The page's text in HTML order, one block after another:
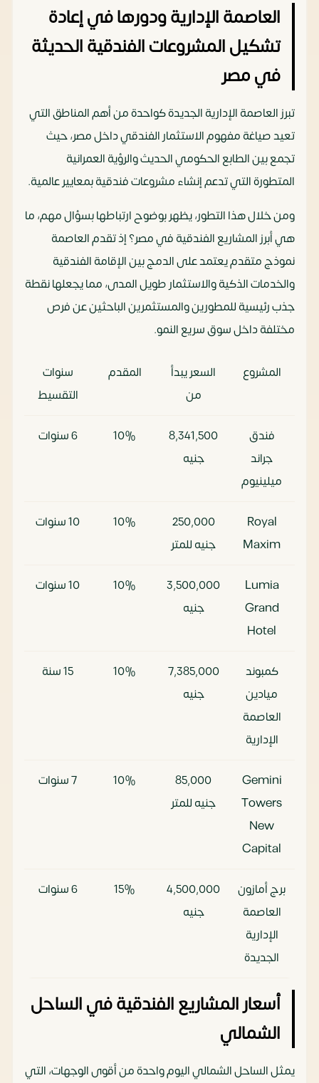
وتقسيط
سنوات
أستر
التجمع
الخامس
للتطوير العقاري
جنيه للمتر
10%
وتقسيط
سنوات
La
Fontaine
New
Cairo
شركة أركو
للتنمية العقارية
75٬000 جنيه
للمتر
وتقسيط
تريو جاردنز
إم تو للتطوير
العقاري
جنيه
العاصمة الإدارية ودورها في إعادة
تشكيل المشروعات الفندقية الحديثة
في مصر
تبرز العاصمة الإدارية الجديدة كواحدة من أهم المناطق التي
تعيد صياغة مفهوم الاستثمار الفندقي داخل مصر، حيث
تجمع بين الطابع الحكومي الحديث والرؤية العمرانية
المتطورة التي تدعم إنشاء مشروعات فندقية بمعايير عالمية.
ومن خلال هذا التطور، يظهر بوضوح ارتباطها بسؤال مهم، ما
هي أبرز المشاريع الفندقية في مصر؟ إذ تقدم العاصمة
نموذج متقدم يعتمد على الدمج بين الإقامة الفندقية
والخدمات الذكية والاستثمار طويل المدى، مما يجعلها نقطة
جذب رئيسية للمطورين والمستثمرين الباحثين عن فرص
مختلفة داخل سوق سريع النمو.
المشروع
السعر يبدأ
من
المقدم
سنوات
التقسيط
فندق
جراند
ميلينيوم
8٬341٬500
جنيه
10% 6 سنوات
Royal
Maxim
250٬000
جنيه للمتر
10% 10 سنوات
Lumia
Grand
Hotel
3٬500٬000
جنيه
10% 10 سنوات
كمبوند
ميادين
العاصمة
الإدارية
7٬385٬000
جنيه
10% 15 سنة
Gemini
Towers
New
Capital
85٬000
جنيه للمتر
10% 7 سنوات
برج أمازون
العاصمة
الإدارية
الجديدة
4٬500٬000
جنيه
15% 6 سنوات
أسعار المشاريع الفندقية في الساحل
الشمالي
يمثل الساحل الشمالي اليوم واحدة من أقوى الوجهات، التي